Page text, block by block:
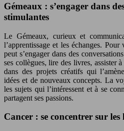
Gémeaux : s’engager dans
stimulantes
Le Gémeaux, curieux et
l’apprentissage et les échanges.
peut s’engager dans des
ses collègues, lire des livres, assister
dans des projets créatifs qui
idées et de nouveaux concepts. La
les sujets qui l’intéressent et à se
partagent ses passions.
Cancer : se concentrer sur les